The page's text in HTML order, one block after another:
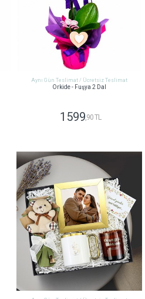
Aynı Gün Teslimat / Ücretsiz Teslimat
Orkide - Fuşya 2 Dal
1599,90 TL